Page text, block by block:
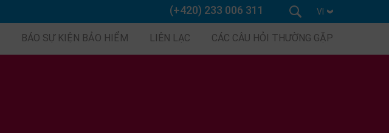
(+420) 233 006 311 VI
BÁO SỰ KIỆN BẢO HIỂM LIÊN LẠC CÁC CÂU HỎI THƯỜNG GẶP